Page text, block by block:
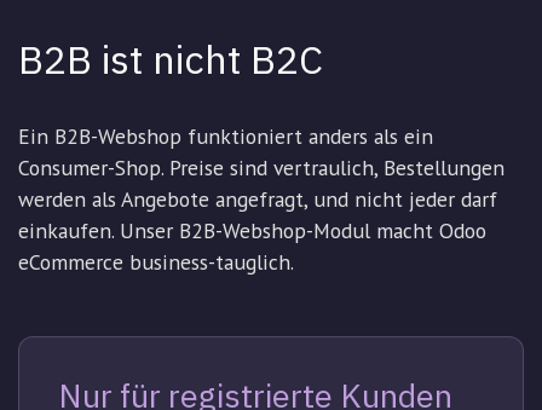
B2B ist nicht B2C
Ein B2B-Webshop funktioniert anders als ein
Consumer-Shop. Preise sind vertraulich, Bestellungen
werden als Angebote angefragt, und nicht jeder darf
einkaufen. Unser B2B-Webshop-Modul macht Odoo
eCommerce business-tauglich.
Nur für registrierte Kunden